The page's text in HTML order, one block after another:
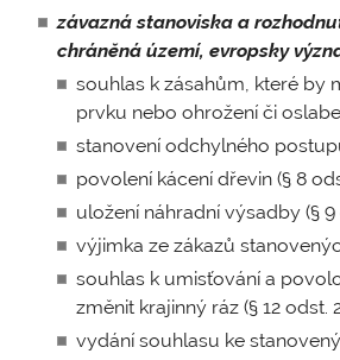
závazná stanoviska a
chráněná území, evropsky
souhlas k zásahům, které by
prvku nebo ohrožení či
stanovení odchylného
povolení kácení dřevin (§ 8
uložení náhradní výsadby (§ 9
výjimka ze zákazů
souhlas k umisťování a
změnit krajinný ráz (§ 12 odst.
vydání souhlasu ke